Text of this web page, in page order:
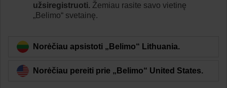
užsiregistruoti. Žemiau rasite savo vietinę
„Belimo“ svetainę.
Norėčiau apsistoti „Belimo“ Lithuania.
Norėčiau pereiti prie „Belimo“ United States.